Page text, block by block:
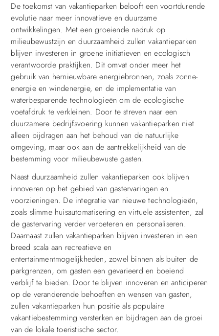
De toekomst van vakantieparken belooft een voortdurende
evolutie naar meer innovatieve en duurzame
ontwikkelingen. Met een groeiende nadruk op
milieubewustzijn en duurzaamheid zullen vakantieparken
blijven investeren in groene initiatieven en ecologisch
verantwoorde praktijken. Dit omvat onder meer het
gebruik van hernieuwbare energiebronnen, zoals zonne-
energie en windenergie, en de implementatie van
waterbesparende technologieën om de ecologische
voetafdruk te verkleinen. Door te streven naar een
duurzamere bedrijfsvoering kunnen vakantieparken niet
alleen bijdragen aan het behoud van de natuurlijke
omgeving, maar ook aan de aantrekkelijkheid van de
bestemming voor milieubewuste gasten.
Naast duurzaamheid zullen vakantieparken ook blijven
innoveren op het gebied van gastervaringen en
voorzieningen. De integratie van nieuwe technologieën,
zoals slimme huisautomatisering en virtuele assistenten, zal
de gastervaring verder verbeteren en personaliseren.
Daarnaast zullen vakantieparken blijven investeren in een
breed scala aan recreatieve en
entertainmentmogelijkheden, zowel binnen als buiten de
parkgrenzen, om gasten een gevarieerd en boeiend
verblijf te bieden. Door te blijven innoveren en anticiperen
op de veranderende behoeften en wensen van gasten,
zullen vakantieparken hun positie als populaire
vakantiebestemming versterken en bijdragen aan de groei
van de lokale toeristische sector.